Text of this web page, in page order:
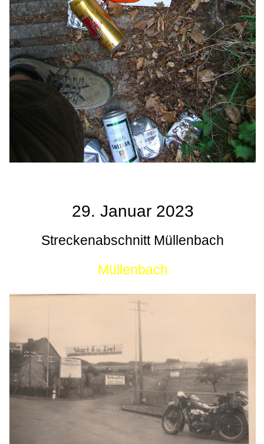
29. Januar 2023
Streckenabschnitt Müllenbach
Müllenbach